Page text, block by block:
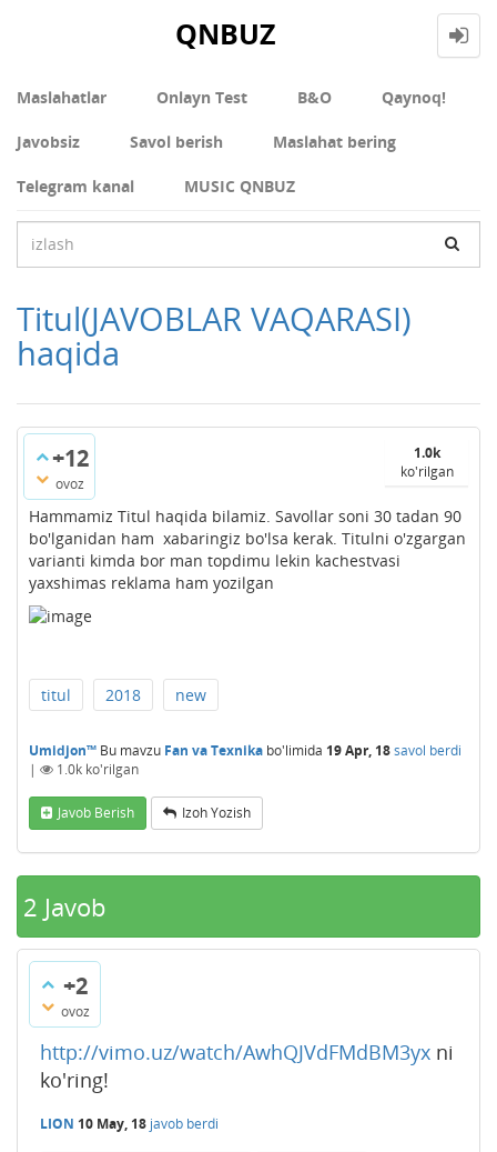
QNBUZ
Maslahatlar Onlayn Test В&О Qaynoq!
Javobsiz Savol berish Maslahat bering
Telegram kanal MUSIC QNBUZ
Titul(JAVOBLAR VAQARASI)
haqida
+12
ovoz
1.0k
ko'rilgan
Hammamiz Titul haqida bilamiz. Savollar soni 30 tadan 90
bo'lganidan ham xabaringiz bo'lsa kerak. Titulni o'zgargan
varianti kimda bor man topdimu lekin kachestvasi
yaxshimas reklama ham yozilgan
titul 2018 new
Umidjon™ Bu mavzu Fan va Texnika bo'limida 19 Apr, 18savol berdi
|
1.0k ko'rilgan
Javob Berish Izoh Yozish
2 Javob
+2
ovoz
http://vimo.uz/watch/AwhQJVdFMdBM3yx ni
ko'ring!
LION 10 May, 18 javob berdi